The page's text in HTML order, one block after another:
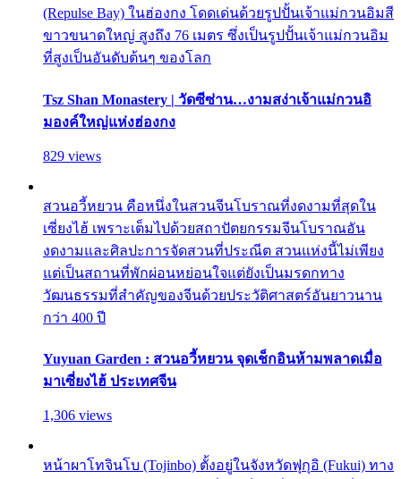
(Repulse Bay) ในฮ่องกง โดดเด่นด้วยรูปปั้นเจ้าแม่กวนอิมสี
ขาวขนาดใหญ่ สูงถึง 76 เมตร ซึ่งเป็นรูปปั้นเจ้าแม่กวนอิม
ที่สูงเป็นอันดับต้นๆ ของโลก
Tsz Shan Monastery | วัดซีซ่าน…งามสง่าเจ้าแม่กวนอิ
มองค์ใหญ่แห่งฮ่องกง
829 views
สวนอวี้หยวน คือหนึ่งในสวนจีนโบราณที่งดงามที่สุดใน
เซี่ยงไฮ้ เพราะเต็มไปด้วยสถาปัตยกรรมจีนโบราณอัน
งดงามและศิลปะการจัดสวนที่ประณีต สวนแห่งนี้ไม่เพียง
แต่เป็นสถานที่พักผ่อนหย่อนใจแต่ยังเป็นมรดกทาง
วัฒนธรรมที่สำคัญของจีนด้วยประวัติศาสตร์อันยาวนาน
กว่า 400 ปี
Yuyuan Garden : สวนอวี้หยวน จุดเช็กอินห้ามพลาดเมื่อ
มาเซี่ยงไฮ้ ประเทศจีน
1,306 views
หน้าผาโทจินโบ (Tojinbo) ตั้งอยู่ในจังหวัดฟุกุอิ (Fukui) ทาง